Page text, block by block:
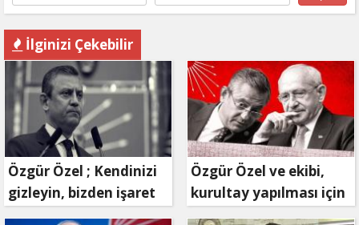
İlginizi Çekebilir
Özgür Özel ; Kendinizi
gizleyin, bizden işaret
bekleyin
Özgür Özel ve ekibi,
kurultay yapılması için
mahkemeye